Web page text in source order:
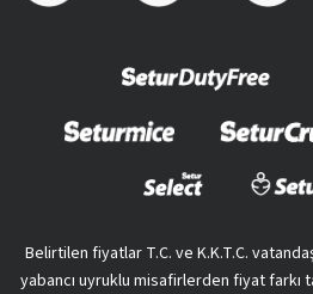
Belirtilen fiyatlar T.C. ve K.K.T.C.
yabancı uyruklu misafirlerden fiyat farkı